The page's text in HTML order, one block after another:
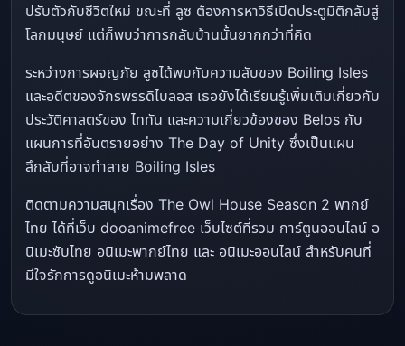
ปรับตัวกับชีวิตใหม่ ขณะที่ ลูซ ต้องการหาวิธีเปิดประตูมิติกลับสู่
โลกมนุษย์ แต่ก็พบว่าการกลับบ้านนั้นยากกว่าที่คิด
ระหว่างการผจญภัย ลูซได้พบกับความลับของ Boiling Isles
และอดีตของจักรพรรดิไบลอส เธอยังได้เรียนรู้เพิ่มเติมเกี่ยวกับ
ประวัติศาสตร์ของ ไททัน และความเกี่ยวข้องของ Belos กับ
แผนการที่อันตรายอย่าง The Day of Unity ซึ่งเป็นแผน
ลึกลับที่อาจทำลาย Boiling Isles
ติดตามความสนุกเรื่อง The Owl House Season 2 พากย์
ไทย ได้ที่เว็บ dooanimefree เว็บไซต์ที่รวม การ์ตูนออนไลน์ อ
นิเมะซับไทย อนิเมะพากย์ไทย และ อนิเมะออนไลน์ สำหรับคนที่
มีใจรักการดูอนิเมะห้ามพลาด